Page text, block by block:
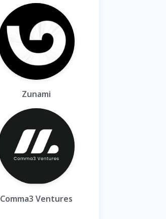
Zunami
Comma3 Ventures